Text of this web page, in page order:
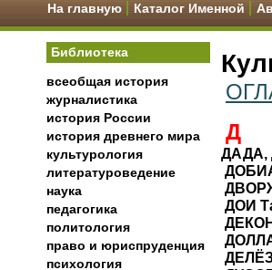
На главную Каталог Именной
Библиотека
всеобщая история
журналистика
история России
история древнего мира
культурология
литературоведение
наука
педагогика
политология
право и юриспруденция
психология
Д
ДАДА,
ДОИ
ДЕЛЁЗ